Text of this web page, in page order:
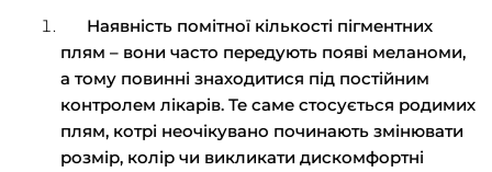
Наявність помітної кількості пігментних
плям – вони часто передують появі меланоми,
а тому повинні знаходитися під постійним
контролем лікарів. Те саме стосується родимих
плям, котрі неочікувано починають змінювати
розмір, колір чи викликати дискомфортні